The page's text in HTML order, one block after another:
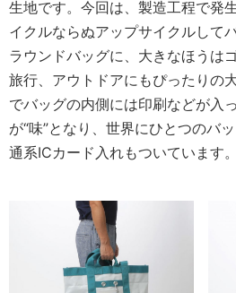
生地です。今回は、製造工程で発
イクルならぬアップサイクルして
ラウンドバッグに、大きなほうは
旅行、アウトドアにもぴったりの
でバッグの内側には印刷などが入
が“味”となり、世界にひとつのバ
通系ICカード入れもついています。